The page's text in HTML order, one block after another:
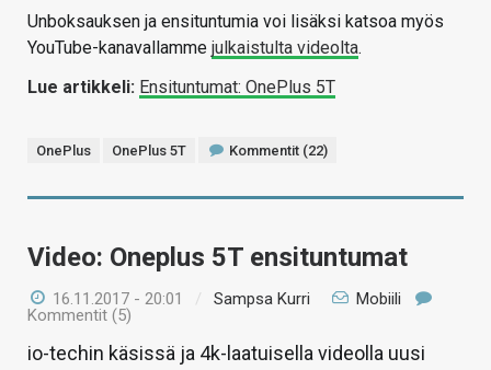
Unboksauksen ja ensituntumia voi lisäksi katsoa myös
YouTube-kanavallamme julkaistulta videolta.
Lue artikkeli: Ensituntumat: OnePlus 5T
OnePlus OnePlus 5T Kommentit (22)
Video: Oneplus 5T ensituntumat
16.11.2017 - 20:01 / Sampsa Kurri
Mobiili
Kommentit (5)
io-techin käsissä ja 4k-laatuisella videolla uusi